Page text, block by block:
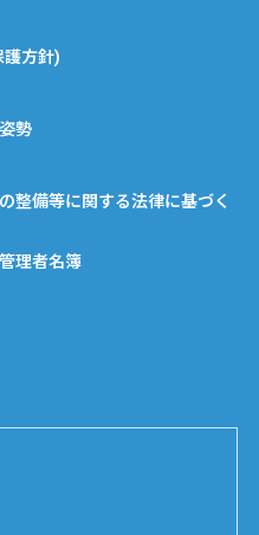
護方針)
勢
整備等に関する法律に基づく
理者名簿